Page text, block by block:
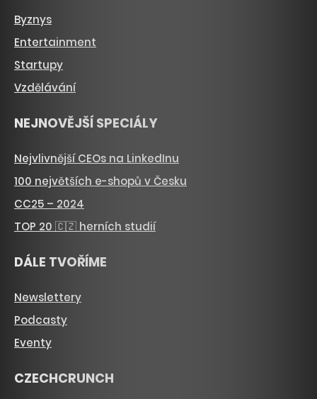
Byznys
Entertainment
Startupy
Vzdělávání
NEJNOVĚJŠÍ SPECIÁLY
Nejvlivnější CEOs na LinkedInu
100 největších e-shopů v Česku
CC25 – 2024
TOP 20 🇨🇿 herních studií
DÁLE TVOŘÍME
Newslettery
Podcasty
Eventy
CZECHCRUNCH